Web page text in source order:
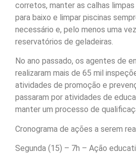
corretos, manter as calhas
para baixo e limpar piscinas
necessário e, pelo menos uma
reservatórios de geladeiras.
No ano passado, os agentes de
realizaram mais de 65 mil
atividades de promoção e
passaram por atividades de
manter um processo de
Cronograma de ações a serem
Segunda (15) – 7h – Ação